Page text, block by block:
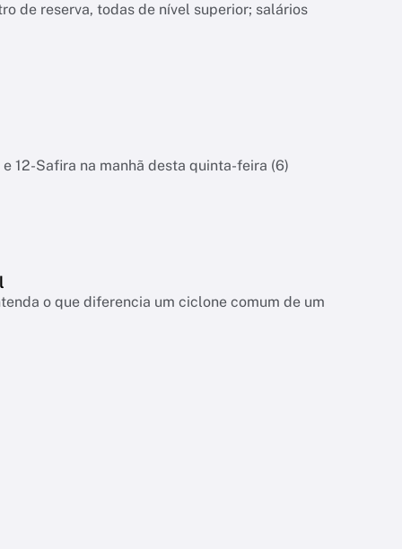
de reserva, todas de nível superior; salários
12-Safira na manhã desta quinta-feira (6)
o que diferencia um ciclone comum de um